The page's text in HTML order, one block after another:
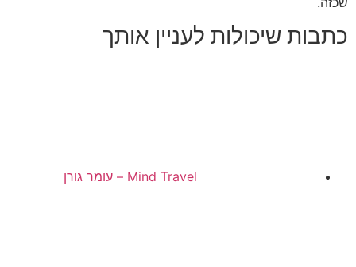
כתבות שיכולות לעניין אותך
Mind Travel – עומר גורן